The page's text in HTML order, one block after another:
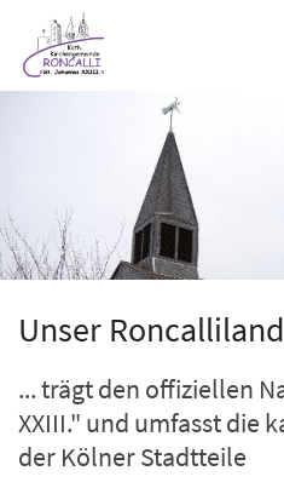
Zum Inhalt springen
Unser Roncalliland
... trägt den offiziellen
XXIII." und umfasst die
der Kölner Stadtteile